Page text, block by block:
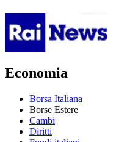
Economia
Borsa Italiana
Borse Estere
Cambi
Diritti